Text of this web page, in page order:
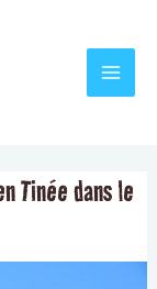
Tinée dans le